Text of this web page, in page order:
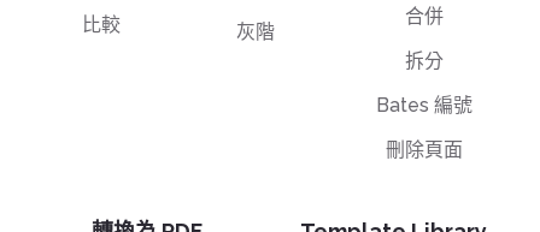
比較
灰階
合併
拆分
Bates 編號
刪除頁面